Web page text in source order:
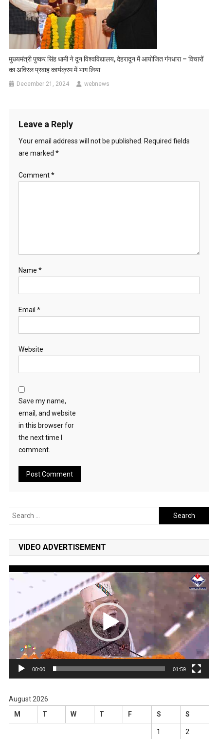
मुख्यमंत्री पुष्कर सिंह धामी ने दून विश्वविद्यालय, देहरादून में आयोजित गंगधारा – विचारों
का अविरल प्रवाह कार्यक्रम में भाग लिया
December 21, 2024 webnews
Leave a Reply
Your email address will not be published.
Required fields
are marked *
Comment*
Name *
Email *
Website
Save my name,
email, and website
in this browser for
the next time I
comment.
Search
for:
VIDEO ADVERTISEMENT
Video
00:00 01:59
August 2026
M
T W T F S S
1 2